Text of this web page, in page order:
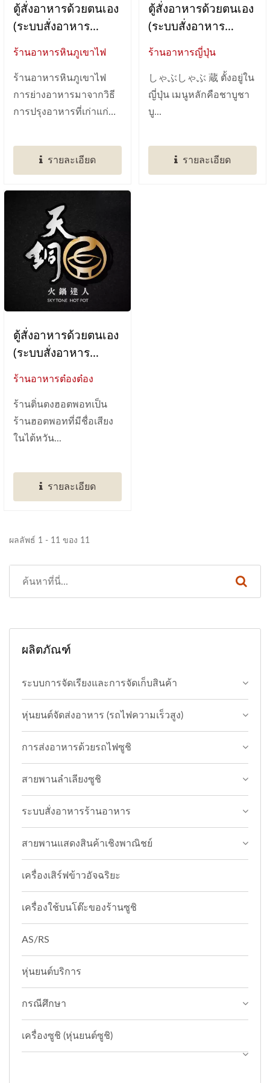
ตู้สั่งอาหารด้วยตนเอง
(ระบบสั่งอาหาร
แท็บเล็ต)
ร้านอาหารหินภูเขาไฟ
ร้านอาหารหินภูเขาไฟ
การย่างอาหารมาจากวิธี
การปรุงอาหารที่เก่าแก่
รายละเอียด
ตู้สั่งอาหารด้วยตนเอง
(ระบบสั่งอาหาร
แท็บเล็ต)
ร้านอาหารญี่ปุ่น
しゃぶしゃぶ 蔵 ตั้งอยู่ใน
ญี่ปุ่น เมนูหลักคือชาบูชา
บู...
รายละเอียด
ตู้สั่งอาหารด้วยตนเอง
(ระบบสั่งอาหาร
แท็บเล็ต)
ร้านอาหารต๋องต๋อง
ร้านติ่นตงฮอตพอทเป็น
ร้านฮอตพอทที่มีชื่อเสียง
ในไต้หวัน...
รายละเอียด
ผลลัพธ์ 1 - 11 ของ 11
ผลิตภัณฑ์
ระบบการจัดเรียงและการจัดเก็บสินค้า
หุ่นยนต์จัดส่งอาหาร (รถไฟความเร็วสูง)
การส่งอาหารด้วยรถไฟซูชิ
สายพานลำเลียงซูชิ
ระบบสั่งอาหารร้านอาหาร
สายพานแสดงสินค้าเชิงพาณิชย์
เครื่องเสิร์ฟข้าวอัจฉริยะ
เครื่องใช้บนโต๊ะของร้านซูชิ
AS/RS
หุ่นยนต์บริการ
กรณีศึกษา
เครื่องซูชิ (หุ่นยนต์ซูชิ)